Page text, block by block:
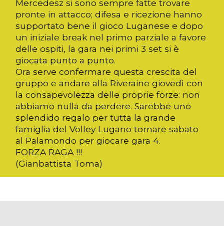
Mercedesz si sono sempre fatte trovare
pronte in attacco; difesa e ricezione hanno
supportato bene il gioco Luganese e dopo
un iniziale break nel primo parziale a favore
delle ospiti, la gara nei primi 3 set si è
giocata punto a punto.
Ora serve confermare questa crescita del
gruppo e andare alla Riveraine giovedì con
la consapevolezza delle proprie forze: non
abbiamo nulla da perdere. Sarebbe uno
splendido regalo per tutta la grande
famiglia del Volley Lugano tornare sabato
al Palamondo per giocare gara 4.
FORZA RAGA !!!
(Gianbattista Toma)